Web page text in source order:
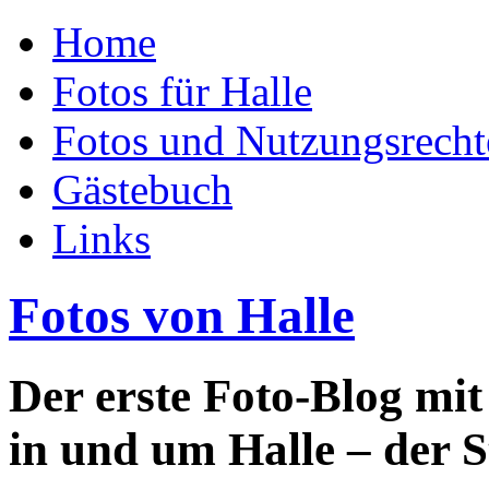
Home
Fotos für Halle
Fotos und
Gästebuch
Links
Fotos von Halle
Der erste Foto-Blog
in und um Halle – der